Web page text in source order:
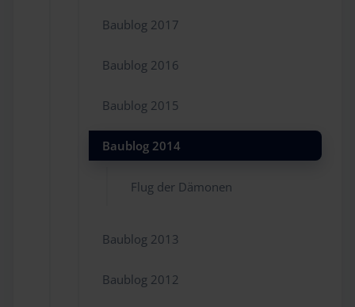
Baublog 2017
Baublog 2016
Baublog 2015
Baublog 2014
Flug der Dämonen
Baublog 2013
Baublog 2012